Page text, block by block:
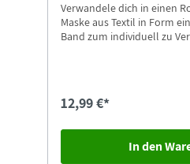
Verwandele dich in einen
Maske aus Textil in Form
Band zum individuell zu
12,99 €*
In den